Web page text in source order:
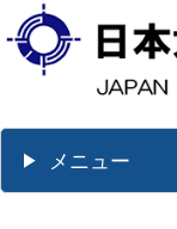
メニュー